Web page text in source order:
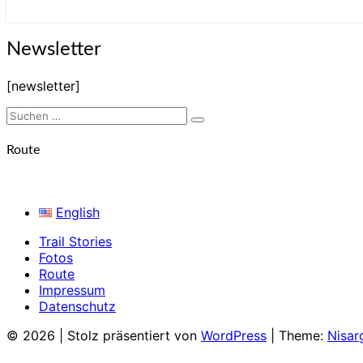
Newsletter
Newsletter
[newsletter]
Suchen
Suchen
Route
English
Trail Stories
Fotos
Route
Impressum
Datenschutz
© 2026
Stolz präsentiert von WordPress Theme: